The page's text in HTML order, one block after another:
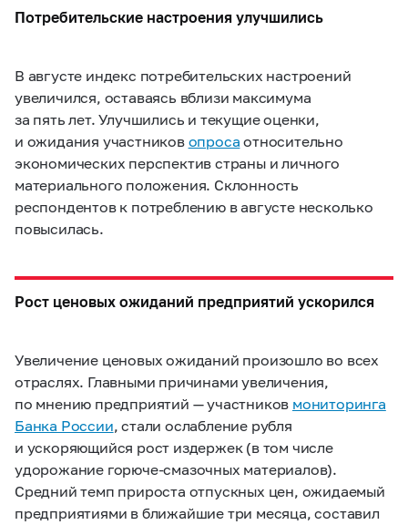
Потребительские настроения улучшились
В августе индекс потребительских настроений
увеличился, оставаясь вблизи максимума
за пять лет. Улучшились и текущие оценки,
и ожидания участников опроса относительно
экономических перспектив страны и личного
материального положения. Склонность
респондентов к потреблению в августе несколько
повысилась.
Рост ценовых ожиданий предприятий ускорился
Увеличение ценовых ожиданий произошло во всех
отраслях. Главными причинами увеличения,
по мнению предприятий — участников мониторинга
Банка России, стали ослабление рубля
и ускоряющийся рост издержек (в том числе
удорожание горюче-смазочных материалов).
Средний темп прироста отпускных цен, ожидаемый
предприятиями в ближайшие три месяца, составил